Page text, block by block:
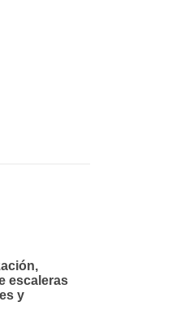
escaleras
y